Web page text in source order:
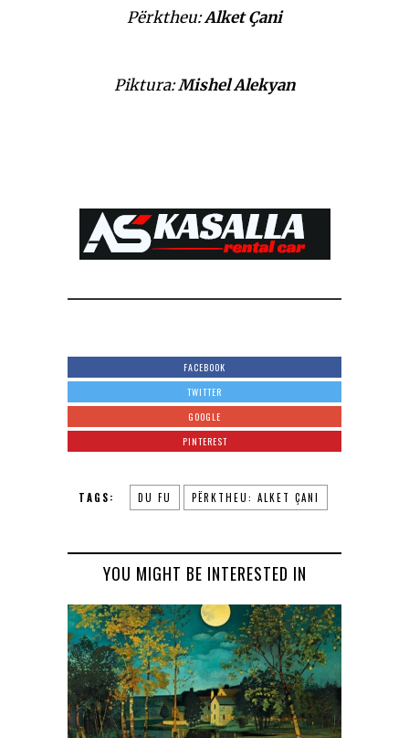
Përktheu:Alket Çani
Piktura:Mishel Alekyan
FACEBOOK
TWITTER
GOOGLE
PINTEREST
TAGS: DU FU PËRKTHEU: ALKET ÇANI
YOU MIGHT BE INTERESTED IN